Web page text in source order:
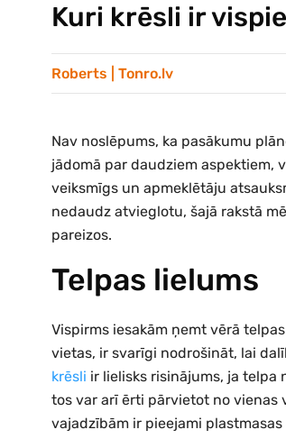
Kuri krēsli ir
Roberts | Tonro.lv
Nav noslēpums, ka pasākumu
jādomā par daudziem aspektiem,
veiksmīgs un apmeklētāju
nedaudz atvieglotu, šajā rakstā
pareizos.
Telpas lielums
Vispirms iesakām ņemt vērā
vietas, ir svarīgi nodrošināt, lai
krēsli ir lielisks risinājums, ja telpa
tos var arī ērti pārvietot no
vajadzībām ir pieejami plastmasas